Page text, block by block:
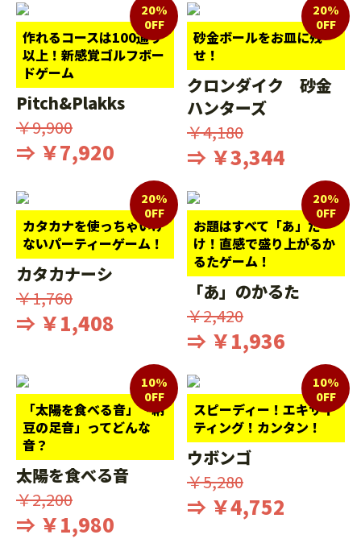
作れるコースは100通り
以上！新感覚ゴルフボー
ドゲーム
20%
0FF
Pitch&Plakks
￥9,900
⇒ ￥7,920
砂金ボールをお皿に残
せ！
20%
0FF
クロンダイク 砂金
ハンターズ
￥4,180
⇒ ￥3,344
カタカナを使っちゃいけ
ないパーティーゲーム！
20%
0FF
カタカナーシ
￥1,760
⇒ ￥1,408
お題はすべて「あ」だ
け！直感で盛り上がるか
るたゲーム！
20%
0FF
「あ」のかるた
￥2,420
⇒ ￥1,936
「太陽を食べる音」「納
豆の足音」ってどんな
音？
10%
0FF
太陽を食べる音
￥2,200
⇒ ￥1,980
スピーディー！エキサイ
ティング！カンタン！
10%
0FF
ウボンゴ
￥5,280
⇒ ￥4,752